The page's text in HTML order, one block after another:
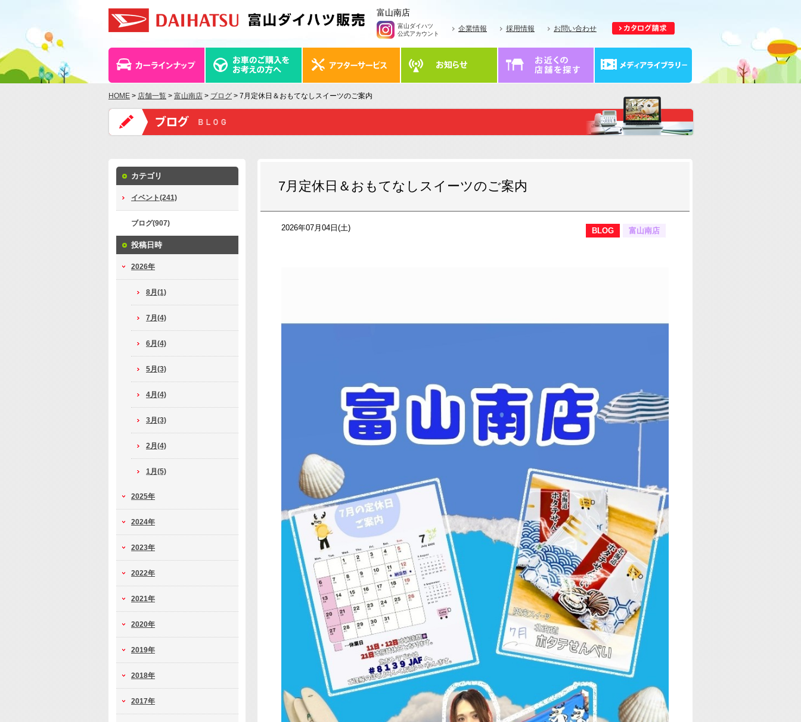
富山南店
富山ダイハツ
公式アカウント
企業情報 採用情報 お問い合わせ
HOME>店舗一覧>富山南店>ブログ> 7月定休日＆おもてなしスイーツのご案内
カテゴリ
イベント(241)
ブログ(907)
投稿日時
2026年
8月(1)
7月(4)
6月(4)
5月(3)
4月(4)
3月(3)
2月(4)
1月(5)
2025年
2024年
2023年
2022年
2021年
2020年
2019年
2018年
2017年
7月定休日＆おもてなしスイーツのご案内
2026年07月04日(土) BLOG 富山南店